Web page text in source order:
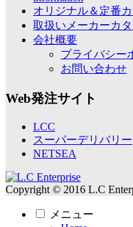
オリジナル＆定番
取扱いメーカーカ
会社概要
プライバシー
お問い合わせ
Web発注サイト
LCC
スーパーデリバリー
NETSEA
Copyright © 2016 L.C
メニュー